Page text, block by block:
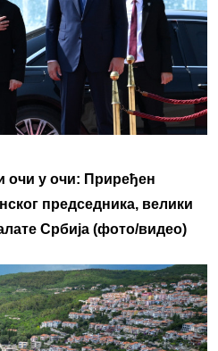
очи у очи: Приређен
председника, велики
Србија (фото/видео)